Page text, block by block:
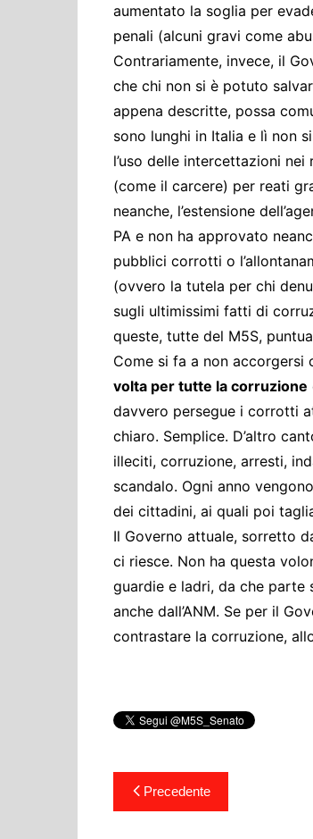
aumentato la soglia per
penali (alcuni gravi come
Contrariamente, invece, il
che chi non si è potuto
appena descritte, possa
sono lunghi in Italia e lì non
l’uso delle intercettazioni
(come il carcere) per reati
neanche, l’estensione
PA e non ha approvato
pubblici corrotti o
(ovvero la tutela per chi
sugli ultimissimi fatti di
queste, tutte del M5S,
Come si fa a non accorgersi
volta per tutte la corruzione
davvero persegue i corrotti
chiaro. Semplice. D’altro
illeciti, corruzione, arresti,
scandalo. Ogni anno
dei cittadini, ai quali poi
Il Governo attuale, sorretto
ci riesce. Non ha questa
guardie e ladri, da che
anche dall’ANM. Se per il
contrastare la corruzione,
Navigazione
articoli
Precedente